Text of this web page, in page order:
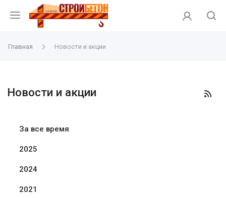
Главная Новости и акции
Новости и акции
За все время
2025
2024
2021